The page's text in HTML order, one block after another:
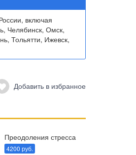
включая
Челябинск, Омск,
Тольятти, Ижевск,
Добавить в избранное
Преодоления стресса
4200 руб.